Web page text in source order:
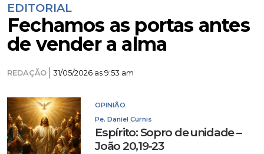
EDITORIAL
Fechamos as portas antes
de vender a alma
REDAÇÃO 31/05/2026 as 9:53 am
OPINIÃO
Pe. Daniel Curnis
Espírito: Sopro de unidade –
João 20,19-23